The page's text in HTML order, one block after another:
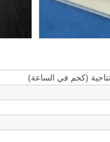
(كجم في الساعة)